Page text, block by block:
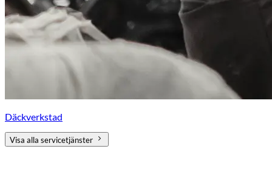
Däckverkstad
Visa alla servicetjänster